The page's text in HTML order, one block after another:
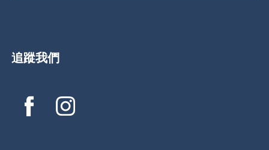
追蹤我們